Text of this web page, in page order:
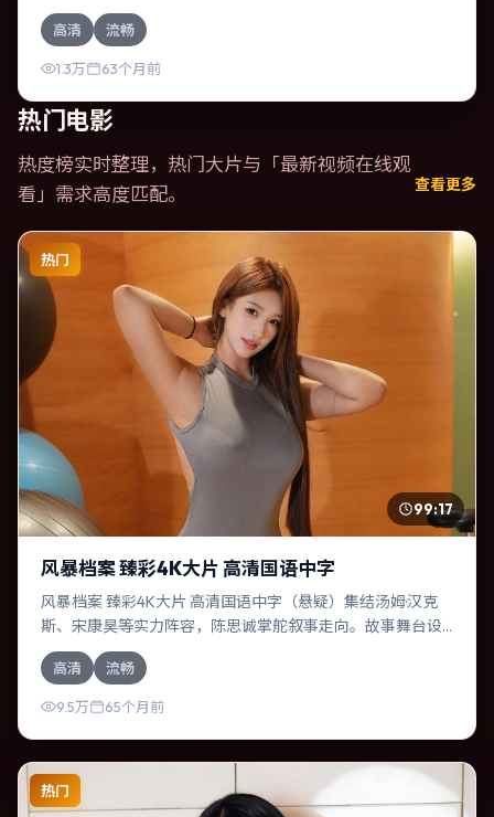
片为惊悚类型，主要班底与取景来自西班牙。失散多年的兄
妹在边境小镇意外重逢。影片整体气质克制，节奏紧凑，人
物动机清晰，适合喜欢强情节与细腻表演的观众。
高清 流畅
1.3万 63个月前
热门电影
热度榜实时整理，热门大片与「最新视频在线观
看 」需求高度匹配。 查看更多
热门
99:17
风暴档案 臻彩4K大片 高清国语中字
风暴档案 臻彩4K大片 高清国语中字（悬疑）集结汤姆·汉克
斯、宋康昊等实力阵容，陈思诚掌舵叙事走向。故事舞台设
定于德国，围绕一次意外选择展开连锁反应；配乐与色彩高
度服务于主题，结尾留白耐人寻味。
高清 流畅
9.5万 65个月前
热门